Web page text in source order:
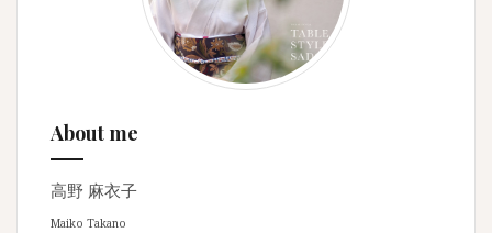
About me
高野 麻衣子
Maiko Takano